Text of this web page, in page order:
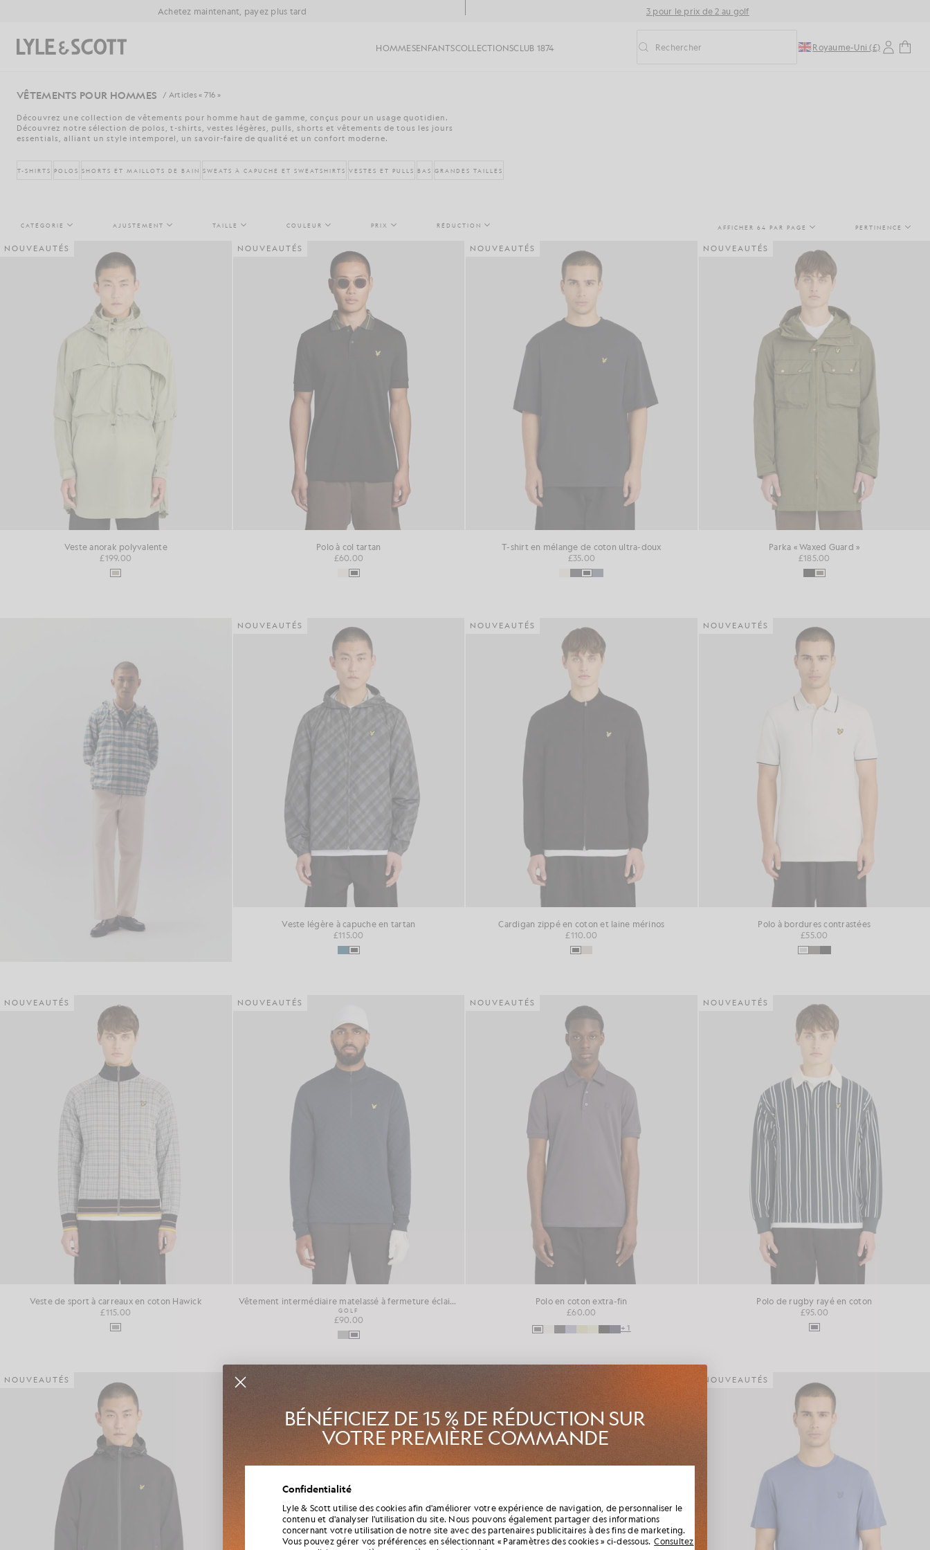
Aller directement au contenu principalAchetez maintenant, payez plus tard 3 pour le prix de 2 au golf
HOMMESENFANTSCOLLECTIONSCLUB 1874 Activer/désactiver la recherche prédictive
Rechercher Rechercher Royaume-Uni (£)
VÊTEMENTS POUR HOMMES / Articles « 716 »
Découvrez une collection de vêtements pour homme haut de gamme, conçus pour un usage quotidien.
Découvrez notre sélection de polos, t-shirts, vestes légères, pulls, shorts et vêtements de tous les jours
essentials, alliant un style intemporel, un savoir-faire de qualité et un confort moderne.
T-SHIRTS POLOS SHORTS ET MAILLOTS DE BAIN SWEATS À CAPUCHE ET SWEATSHIRTS VESTES ET PULLS BAS GRANDES TAILLES
CATÉGORIE AJUSTEMENT TAILLE COULEUR PRIX RÉDUCTION AFFICHER 64 PAR PAGE PERTINENCE
NOUVEAUTÉS
Veste anorak polyvalente
£199.00
NOUVEAUTÉS
Polo à col tartan
£60.00
NOUVEAUTÉS
T-shirt en mélange de coton ultra-doux
£35.00
NOUVEAUTÉS
Parka « Waxed Guard »
£185.00
NOUVEAUTÉS
Veste légère à capuche en tartan
£115.00
NOUVEAUTÉS
Cardigan zippé en coton et laine mérinos
£110.00
NOUVEAUTÉS
Polo à bordures contrastées
£55.00
NOUVEAUTÉS
Veste de sport à carreaux en coton Hawick
£115.00
NOUVEAUTÉS
Vêtement intermédiaire matelassé à fermeture éclair 1/4
GOLF
£90.00
NOUVEAUTÉS
Polo en coton extra-fin
£60.00
+1
NOUVEAUTÉS
Polo de rugby rayé en coton
£95.00
NOUVEAUTÉS NOUVEAUTÉS NOUVEAUTÉS
Confidentialité
Lyle & Scott utilise des cookies afin d'améliorer votre expérience de navigation, de personnaliser le
contenu et d'analyser l'utilisation du site. Nous pouvons également partager des informations
concernant votre utilisation de notre site avec des partenaires publicitaires à des fins de marketing.
Vous pouvez gérer vos préférences en sélectionnant « Paramètres des cookies » ci-dessous. Consultez
BÉNÉFICIEZ DE 15 % DE RÉDUCTION SUR
VOTRE PREMIÈRE COMMANDE
Rejoignez le Club Lyle & Scott et soyez parmi les premiers à découvrir les nouveautés
de la saison, les collaborations et les soldes saisonniers réservés aux membres, ainsi
qu’un code de bienvenue exclusif vous offrant 15 % de réduction.